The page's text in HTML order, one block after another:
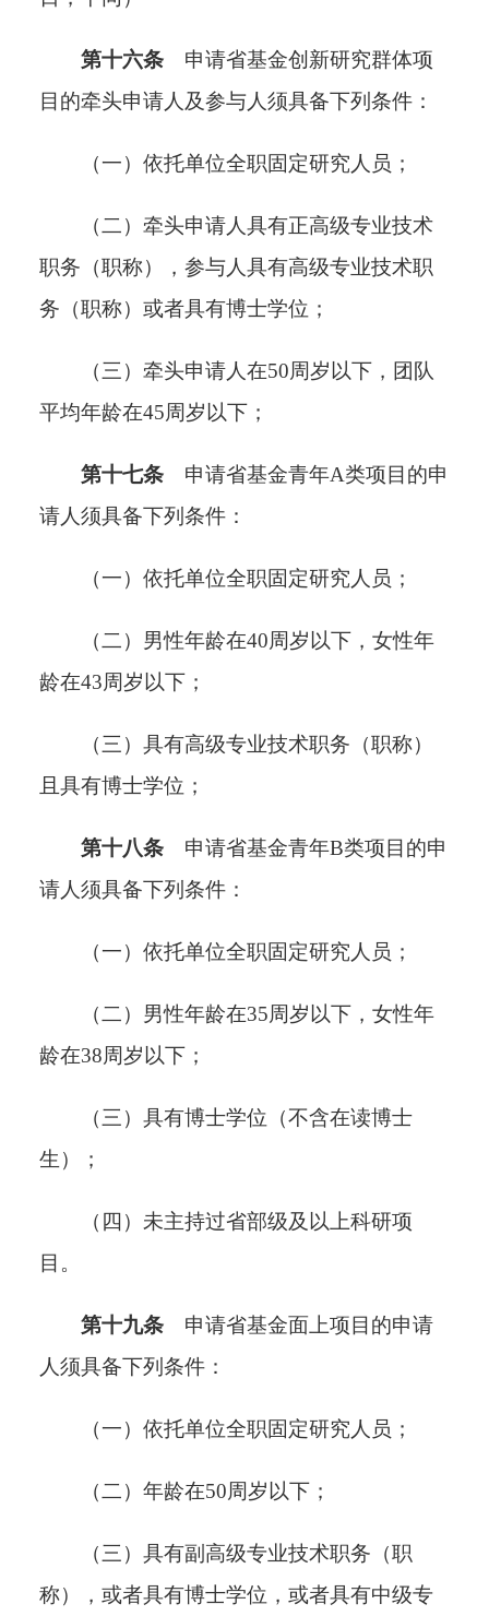
第十六条
申请省基金创新研究群体项
目的牵头申请人及参与人须具备下列条件 ：
（一）依托单位全职固定研究人员；
（二）牵头申请人具有正高级专业技术
职务（职称），参与人具有高级专业技术职
务（职称）或者具有博士学位；
（三）牵头申请人在50周岁以下，团队
平均年龄在45周岁以下；
第十七条 申请省基金青年A类项目的申
请人须具备下列条件：
（一）依托单位全职固定研究人员；
（二）男性年龄在40周岁以下，女性年
龄在43周岁以下；
（三）具有高级专业技术职务（职称）
且具有博士学位；
第十八条 申请省基金青年B类项目的申
请人须具备下列条件：
（一）依托单位全职固定研究人员；
（二）男性年龄在35周岁以下，女性年
龄在38周岁以下；
（三）具有博士学位（不含在读博士
生）；
（四）未主持过省部级及以上科研项
目。
第十九条
申请省基金面上项目的申请
人须具备下列条件 ：
（一）依托单位全职固定研究人员；
（二）年龄在50周岁以下；
（三）具有副高级专业技术职务（职
称），或者具有博士学位，或者具有中级专